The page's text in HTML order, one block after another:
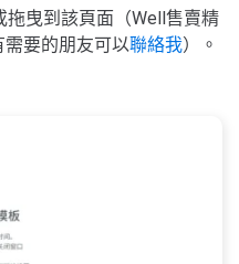
曳到該頁面（Well售賣精
需要的朋友可以聯絡我）。